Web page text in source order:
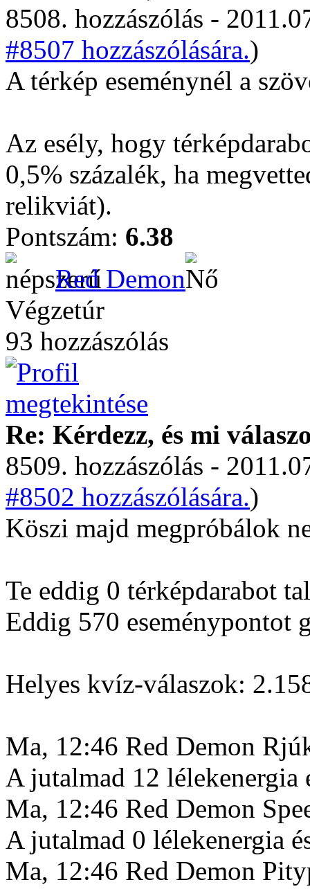
8508. hozzászólás -
#8507 hozzászólására.)
A térkép eseménynél a
Az esély, hogy
0,5% százalék, ha
relikviát).
Pontszám: 6.38
Red Demon
Végzetúr
93 hozzászólás
Re: Kérdezz, és mi
8509. hozzászólás -
#8502 hozzászólására.)
Köszi majd megpróbálok
Te eddig 0 térképdarabot
Eddig 570 eseménypontot
Helyes kvíz-válaszok:
Ma, 12:46 Red Demon
A jutalmad 12 lélekenergia
Ma, 12:46 Red Demon
A jutalmad 0 lélekenergia
Ma, 12:46 Red Demon